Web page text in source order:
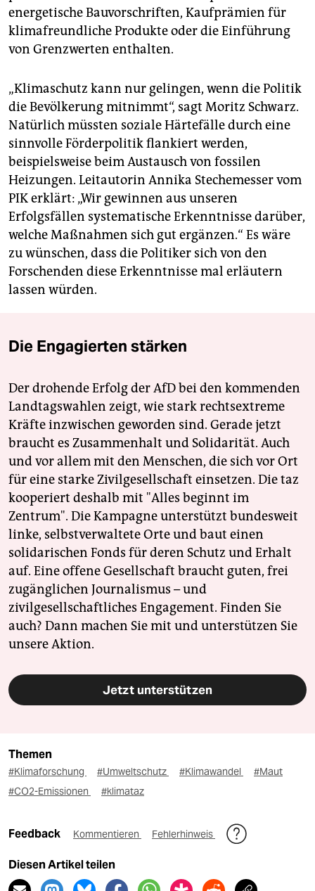
energetische Bauvorschriften, Kaufprämien für
klimafreundliche Produkte oder die Einführung
von Grenzwerten enthalten.
„Klimaschutz kann nur gelingen, wenn die Politik
die Bevölkerung mitnimmt“, sagt Moritz Schwarz.
Natürlich müssten soziale Härtefälle durch eine
sinnvolle Förderpolitik flankiert werden,
beispielsweise beim Austausch von fossilen
Heizungen. Leitautorin Annika Stechemesser vom
PIK erklärt: „Wir gewinnen aus unseren
Erfolgsfällen systematische Erkenntnisse darüber,
welche Maßnahmen sich gut ergänzen.“ Es wäre
zu wünschen, dass die Politiker sich von den
Forschenden diese Erkenntnisse mal erläutern
lassen würden.
Die Engagierten stärken
Der drohende Erfolg der AfD bei den kommenden
Landtagswahlen zeigt, wie stark rechtsextreme
Kräfte inzwischen geworden sind. Gerade jetzt
braucht es Zusammenhalt und Solidarität. Auch
und vor allem mit den Menschen, die sich vor Ort
für eine starke Zivilgesellschaft einsetzen. Die taz
kooperiert deshalb mit "Alles beginnt im
Zentrum". Die Kampagne unterstützt bundesweit
linke, selbstverwaltete Orte und baut einen
solidarischen Fonds für deren Schutz und Erhalt
auf. Eine offene Gesellschaft braucht guten, frei
zugänglichen Journalismus – und
zivilgesellschaftliches Engagement. Finden Sie
auch? Dann machen Sie mit und unterstützen Sie
unsere Aktion.
Jetzt unterstützen
Themen
#Klimaforschung #Umweltschutz #Klimawandel
#Maut
#CO2-Emissionen
#klimataz
Feedback Kommentieren Fehlerhinweis
Diesen Artikel teilen